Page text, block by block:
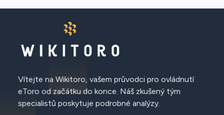
Vítejte na Wikitoro, vašem průvodci pro ovládnutí
eToro od začátku do konce. Náš zkušený tým
specialistů poskytuje podrobné analýzy.